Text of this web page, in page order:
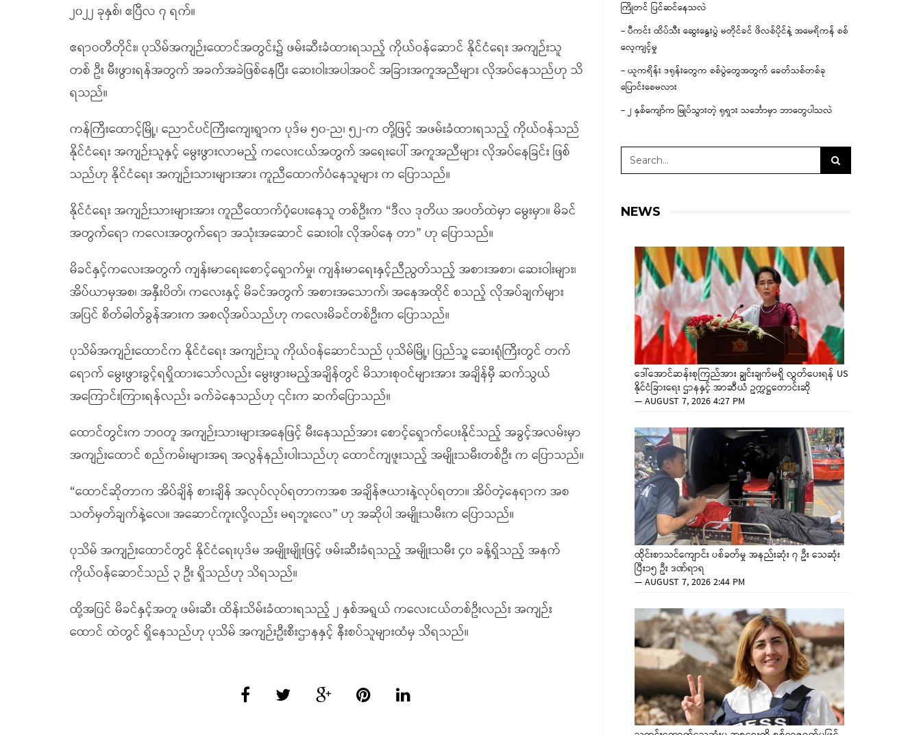
၂၀၂၂ ခုနှစ်၊ ဧပြီလ ၇ ရက်။
ဧရာဝတီတိုင်း၊ ပုသိမ်အကျဉ်းထောင်အတွင်း၌ ဖမ်းဆီးခံထားရသည့် ကိုယ်ဝန်ဆောင် နိုင်ငံရေး အကျဉ်းသူ
တစ် ဦး မီးဖွားရန်အတွက် အခက်အခဲဖြစ်နေပြီး ဆေးဝါးအပါအဝင် အခြားအကူအညီများ လိုအပ်နေသည်ဟု သိ
ရသည်။
ကန်ကြီးထောင့်မြို့၊ ညောင်ပင်ကြီးကျေးရွာက ပုဒ်မ ၅၀-ည၊ ၅၂-က တို့ဖြင့် အဖမ်းခံထားရသည့် ကိုယ်ဝန်သည်
နိုင်ငံရေး အကျဉ်းသူနှင့် မွေးဖွားလာမည့် ကလေးငယ်အတွက် အရေးပေါ် အကူအညီများ လိုအပ်နေခြင်း ဖြစ်
သည်ဟု နိုင်ငံရေး အကျဉ်းသားများအား ကူညီထောက်ပံနေသူများ က ပြောသည်။
နိုင်ငံရေး အကျဉ်းသားများအား ကူညီထောက်ပံ့ပေးနေသူ တစ်ဦးက “ဒီလ ဒုတိယ အပတ်ထဲမှာ မွေးမှာ။ မိခင်
အတွက်ရော ကလေးအတွက်ရော အသုံးအဆောင် ဆေးဝါး လိုအပ်နေ တာ” ဟု ပြောသည်။
မိခင်နှင့်ကလေးအတွက် ကျန်းမာရေးစောင့်ရှောက်မှု၊ ကျန်းမာရေးနှင့်ညီညွတ်သည့် အစားအစာ၊ ဆေးဝါးများ၊
အိပ်ယာမှအစ၊ အနှီးပိတ်၊ ကလေးနှင့် မိခင်အတွက် အစားအသောက်၊ အနေအထိုင် စသည့် လိုအပ်ချက်များ
အပြင် စိတ်ဓါတ်ခွန်အားက အစလိုအပ်သည်ဟု ကလေးမိခင်တစ်ဦးက ပြောသည်။
ပုသိမ်အကျဉ်းထောင်က နိုင်ငံရေး အကျဉ်းသူ ကိုယ်ဝန်ဆောင်သည် ပုသိမ်မြို့၊ ပြည်သူ့ ဆေးရုံကြီးတွင် တက်
ရောက် မွေးဖွားခွင့်ရရှိထားသော်လည်း မွေးဖွားမည့်အချိန်တွင် မိသားစုဝင်များအား အချိန်မှီ ဆက်သွယ်
အကြောင်းကြားရန်လည်း ခက်ခဲနေသည်ဟု ၎င်းက ဆက်ပြောသည်။
ထောင်တွင်းက ဘဝတူ အကျဉ်းသားများအနေဖြင့် မီးနေသည်အား စောင့်ရှောက်ပေးနိုင်သည့် အခွင့်အလမ်းမှာ
အကျဉ်းထောင် စည်ကမ်းများအရ အလွန်နည်းပါးသည်ဟု ထောင်ကျဖူးသည့် အမျိုးသမီးတစ်ဦး က ပြောသည်။
“ထောင်ဆိုတာက အိပ်ချိန် စားချိန် အလုပ်လုပ်ရတာကအစ အချိန်ဇယားနဲ့လုပ်ရတာ။ အိပ်တဲ့နေရာက အစ
သတ်မှတ်ချက်နဲ့လေ။ အဆောင်ကူးလို့လည်း မရဘူးလေ” ဟု အဆိုပါ အမျိုးသမီးက ပြောသည်။
ပုသိမ် အကျဉ်းထောင်တွင် နိုင်ငံရေးပုဒ်မ အမျိုးမျိုးဖြင့် ဖမ်းဆီးခံရသည့် အမျိုးသမီး ၄၀ ခန့်ရှိသည့် အနက်
ကိုယ်ဝန်ဆောင်သည် ၃ ဦး ရှိသည်ဟု သိရသည်။
ထို့အပြင် မိခင်နှင့်အတူ ဖမ်းဆီး ထိန်းသိမ်းခံထားရသည့် ၂ နှစ်အရွယ် ကလေးငယ်တစ်ဦးလည်း အကျဉ်း
ထောင် ထဲတွင် ရှိနေသည်ဟု ပုသိမ် အကျဉ်းဦးစီးဌာနနှင့် နီးစပ်သူများထံမှ သိရသည်။
ကြိုတင် ပြင်ဆင်နေသလဲ
– ပီကင်း ထိပ်သီး ဆွေးနွေးပွဲ မတိုင်ခင် ဖိလစ်ပိုင်နဲ့ အမေရိကန် စစ်
လေ့ကျင့်မှု
– ယူကရိန်း ဒရုန်းတွေက စစ်ပွဲတွေအတွက် ခေတ်သစ်တစ်ခု
ပြောင်းစေမလား
– ၂ နှစ်ကျော်က မြုပ်သွားတဲ့ ရုရှား သင်္ဘောမှာ ဘာတွေပါသလဲ
NEWS
ဒေါ်အောင်ဆန်းစုကြည်အား ချွင်းချက်မရှိ လွှတ်ပေးရန် US
နိုင်ငံခြားရေး ဌာနနှင့် အာဆီယံ ဥက္ကဋ္ဌတောင်းဆို
—AUGUST 7, 2026 4:27 PM
ထိုင်းစာသင်ကျောင်း ပစ်ခတ်မှု အနည်းဆုံး ၇ ဦး သေဆုံး
ပြီး၁၅ ဦး ဒဏ်ရာရ
—AUGUST 7, 2026 2:44 PM